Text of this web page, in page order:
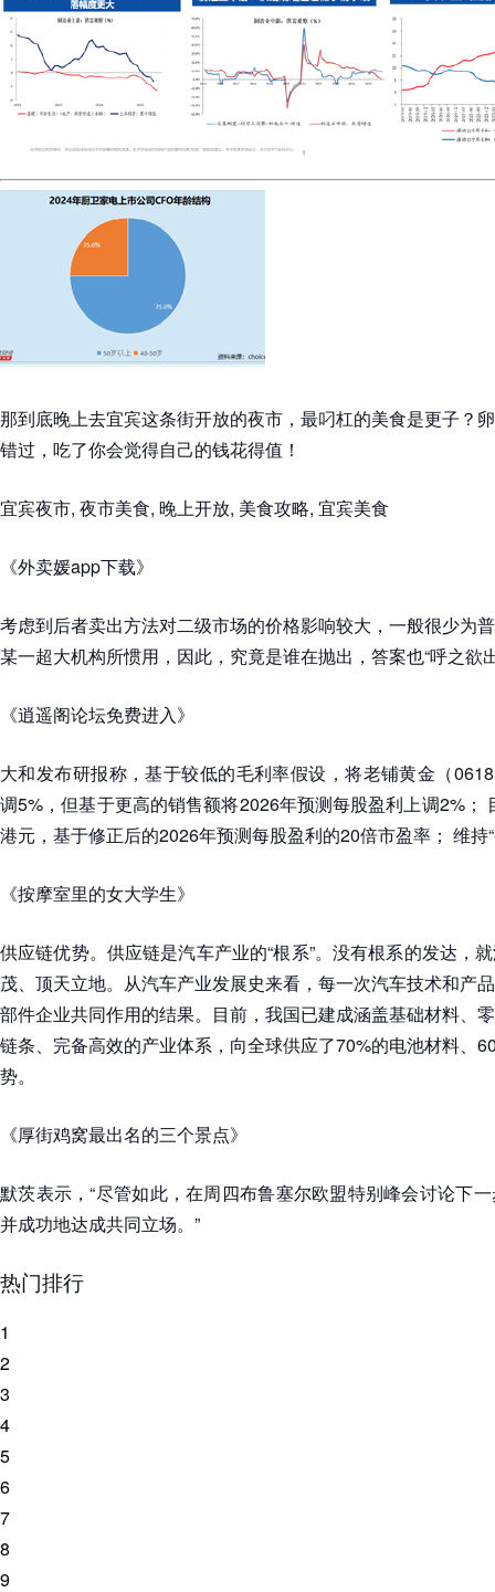
那到底晚上去宜宾这条街开放的夜市，最叼杠的美食是更子？
错过，吃了你会觉得自己的钱花得值！
宜宾夜市, 夜市美食, 晚上开放, 美食攻略, 宜宾美食
《外卖媛app下载》
考虑到后者卖出方法对二级市场的价格影响较大，一般很少为
某一超大机构所惯用，因此，究竟是谁在抛出，答案也“呼之欲
《逍遥阁论坛免费进入》
大和发布研报称，基于较低的毛利率假设，将老铺黄金（
调5%，但基于更高的销售额将2026年预测每股盈利上调2%；
港元，基于修正后的2026年预测每股盈利的20倍市盈率； 维持
《按摩室里的女大学生》
供应链优势。供应链是汽车产业的“根系”。没有根系的发达，
茂、顶天立地。从汽车产业发展史来看，每一次汽车技术和产
部件企业共同作用的结果。目前，我国已建成涵盖基础材料、
链条、完备高效的产业体系，向全球供应了70%的电池材料、
势。
《厚街鸡窝最出名的三个景点》
默茨表示，“尽管如此，在周四布鲁塞尔欧盟特别峰会讨论下
并成功地达成共同立场。”
热门排行
1
2
3
4
5
6
7
8
9